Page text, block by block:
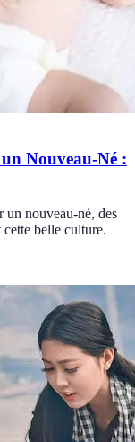
Nouveau-Né :
un nouveau-né, des
belle culture.